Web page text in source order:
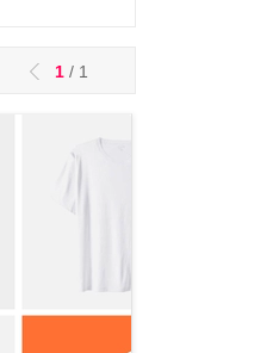
1 / 1